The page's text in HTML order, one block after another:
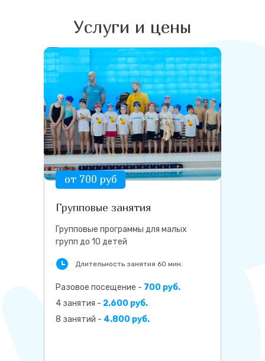
Услуги и цены
от 700 руб
Групповые занятия
Групповые программы для малых
групп до 10 детей
Длительность занятия 60 мин.
Разовое посещение - 700 руб.
4 занятия - 2.600 руб.
8 занятий - 4.800 руб.